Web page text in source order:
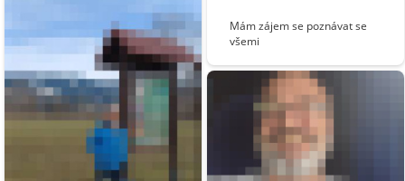
Mám zájem se poznávat se
všemi